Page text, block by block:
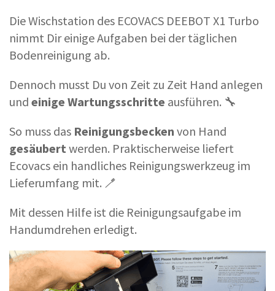
Die Wischstation des ECOVACS DEEBOT X1 Turbo
nimmt Dir einige Aufgaben bei der täglichen
Bodenreinigung ab.
Dennoch musst Du von Zeit zu Zeit Hand anlegen
und einige Wartungsschritte ausführen. 🔧
So muss das Reinigungsbecken von Hand
gesäubert werden. Praktischerweise liefert
Ecovacs ein handliches Reinigungswerkzeug im
Lieferumfang mit. 🪥
Mit dessen Hilfe ist die Reinigungsaufgabe im
Handumdrehen erledigt.